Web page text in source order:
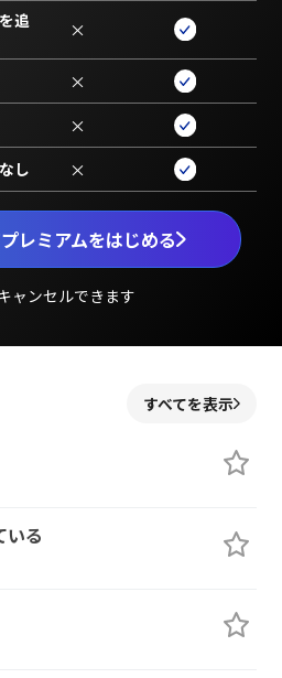
レミアムをはじめる
ャンセルできます
追
×
×
×
し ×
すべてを表示
いる